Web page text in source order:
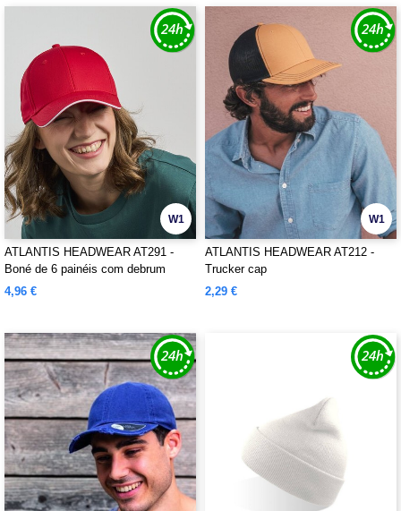
W1
ATLANTIS HEADWEAR AT291 -
Boné de 6 painéis com debrum
sandwich
4,96 €
W1
ATLANTIS HEADWEAR AT212 -
Trucker cap
2,29 €